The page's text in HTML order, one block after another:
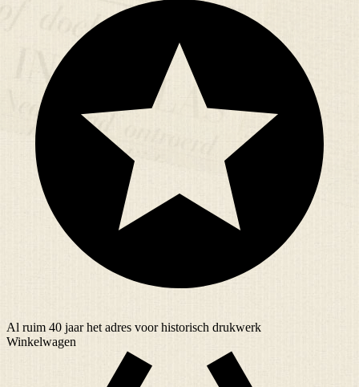
Al ruim 40 jaarhet adres voor historisch drukwerk
Winkelwagen